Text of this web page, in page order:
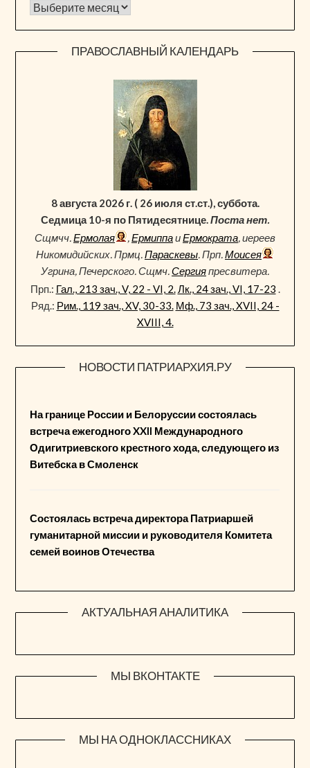
Архив новостей
ПРАВОСЛАВНЫЙ КАЛЕНДАРЬ
8 августа 2026 г. ( 26 июля ст.ст.), суббота.
Седмица 10-я по Пятидесятнице.Поста нет.
Сщмчч.Ермолая ,ЕрмиппаиЕрмократа, иереев
Никомидийских. Прмц.Параскевы. Прп.Моисея
Угрина, Печерского. Сщмч.Сергияпресвитера.
Прп.: Гал., 213 зач., V, 22 - VI, 2.Лк., 24 зач., VI, 17-23 .
Ряд.: Рим., 119 зач., XV, 30-33. Мф., 73 зач., XVII, 24 -
XVIII, 4.
НОВОСТИ ПАТРИАРХИЯ.РУ
На границе России и Белоруссии состоялась
встреча ежегодного XXII Международного
Одигитриевского крестного хода, следующего из
Витебска в Смоленск
Состоялась встреча директора Патриаршей
гуманитарной миссии и руководителя Комитета
семей воинов Отечества
АКТУАЛЬНАЯ АНАЛИТИКА
МЫ ВКОНТАКТЕ
МЫ НА ОДНОКЛАССНИКАХ